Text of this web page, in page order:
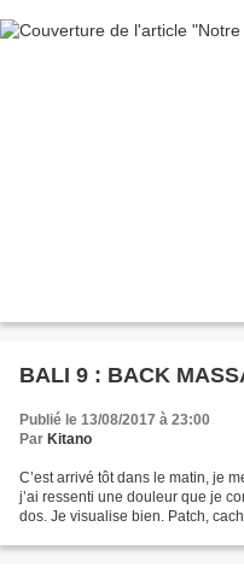
BALI 9 : BACK
Publié le 13/08/2017 à 23:00
Par Kitano
C’est arrivé tôt dans le matin, je
j’ai ressenti une douleur que je
dos. Je visualise bien. Patch,